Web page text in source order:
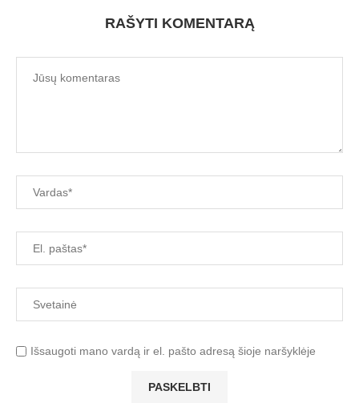
RAŠYTI KOMENTARĄ
Išsaugoti mano vardą ir el. pašto adresą šioje naršyklėje